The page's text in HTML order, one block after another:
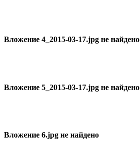
Вложение 4_2015-03-17.jpg не найдено
Вложение 5_2015-03-17.jpg не найдено
Вложение 6.jpg не найдено